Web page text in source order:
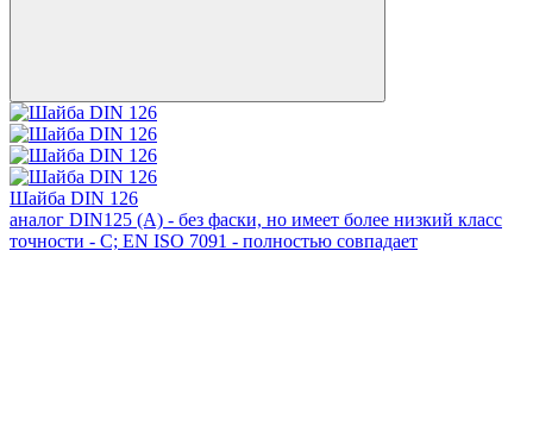
Шайба DIN 126
аналог DIN125 (А) - без фаски, но имеет более низкий класс
точности - С; EN ISO 7091 - полностью совпадает